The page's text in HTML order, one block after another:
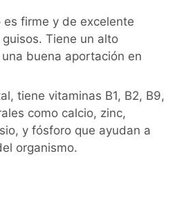
firme y de excelente
Tiene un alto
buena aportación en
tiene vitaminas B1, B2, B9,
como calcio, zinc,
y fósforo que ayudan a
organismo.